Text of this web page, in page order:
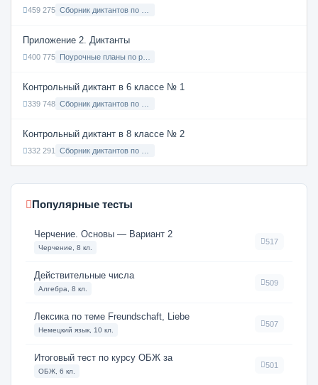
459 275
Приложение 2. Диктанты
400 775
Контрольный диктант в 6 классе № 1
339 748
Контрольный диктант в 8 классе № 2
332 291
Популярные тесты
Черчение. Основы — Вариант 2
Черчение, 8 кл.
517
Действительные числа
Алгебра, 8 кл.
509
Лексика по теме Freundschaft, Liebe
Немецкий язык, 10 кл.
507
Итоговый тест по курсу ОБЖ за
ОБЖ, 6 кл.
501